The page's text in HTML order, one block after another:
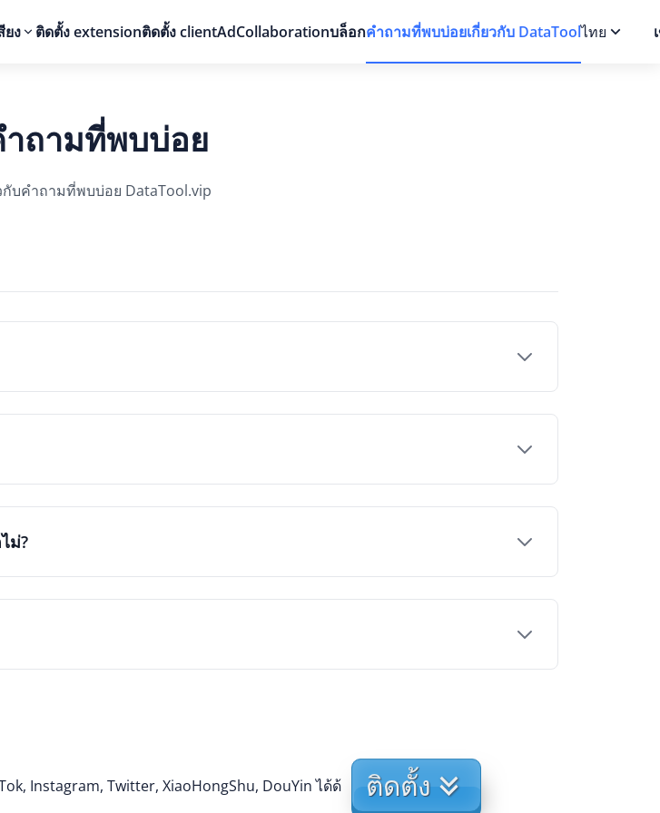
ยง ติดตั้ง extensionติดตั้ง clientAdCollaborationบล็อกคำถามที่พบบ่อยเกี่ยวกับ DataToolไทย
ำถามที่พบบ่อย
บคำถามที่พบบ่อย DataTool.vip
ม่?
Instagram, Twitter, XiaoHongShu, DouYin ได้ด้
ติดตั้ง